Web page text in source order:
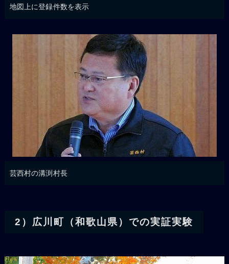
地図上に登録件数を表示
芸西村の溝渕村長
2）広川町（和歌山県）での実証実験